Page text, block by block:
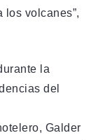
los volcanes”,
la
del
Galder